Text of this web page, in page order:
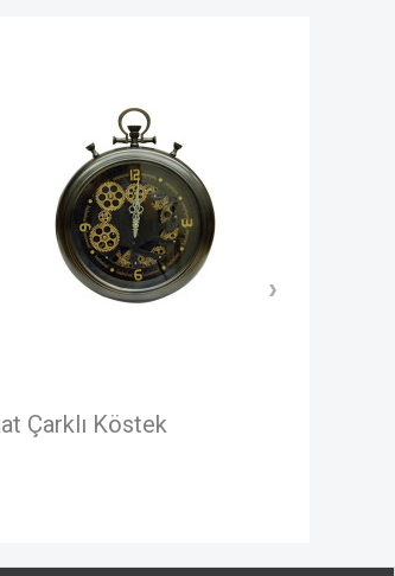
Saat Çarklı Yuvarlak